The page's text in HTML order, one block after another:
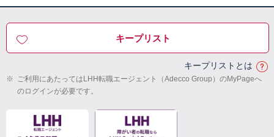
キープリスト
キープリストとは
※ ご利用にあたってはLHH転職エージェント（Adecco Group）のMyPageへ
のログインが必要です。